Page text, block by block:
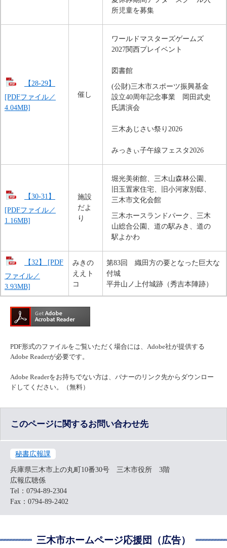
所児童を募集
【28-29】
[PDFファイル／
4.04MB]
催し
ワールドマスターズゲームズ
2027関西プレイベント
図書館
(公財)三木市スポーツ振興基金
設立40周年記念事業　岡田武史
氏講演会
三木あじさい祭り2026
みっきぃ子午線フェスタ2026
【30-31】
[PDFファイル／
1.16MB]
施設
だよ
り
堀光美術館、三木山森林公園、
旧玉置家住宅、旧小河家別邸、
三木市文化会館
三木ホースランドパーク、三木
山総合公園、道の駅みき、道の
駅よかわ
【32】 [PDF
ファイル／
3.93MB]
みきの
ええト
コ
第83回 織田方の要となった巨大な
付城
平井山ノ上付城跡（秀吉本陣跡）
PDF形式のファイルをご覧いただく場合には、Adobe社が提供する
Adobe Readerが必要です。
Adobe Readerをお持ちでない方は、バナーのリンク先からダウンロー
ドしてください。（無料）
このページに関するお問い合わせ先
秘書広報課
兵庫県三木市上の丸町10番30号 三木市役所 3階
広報広聴係
Tel：0794-89-2304
Fax：0794-89-2402
三木市ホームページ応援団（広告）